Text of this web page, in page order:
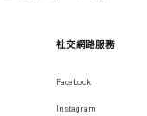
社交網路服務
Facebook
Instagram